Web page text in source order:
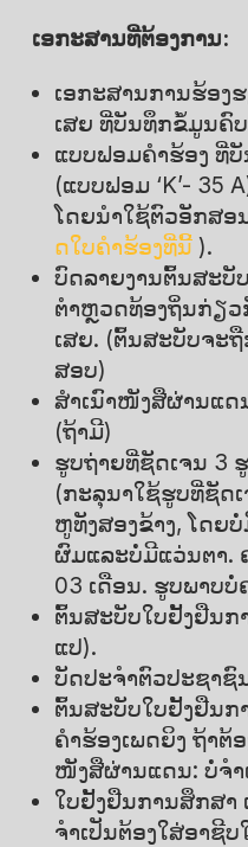
ເອກະສານທີ່ຕ້ອງການ:
ເອກະສານການຮ້ອ
ເສຍ ທີ່ບັນທຶກຂໍ້ມູນຄົ
ແບບຟອມຄຳຮ້ອງ ທີ່
(ແບບຟອມ ‘K’- 35
ໂດຍນໍາໃຊ້ຕົວອັກສອ
ດໃບຄໍາຮ້ອງທີ່ນີ້ ).
ບົດລາຍງານຕົ້ນສະບັ
ຕໍາຫຼວດທ້ອງຖິ່ນກ່ຽ
ເສຍ. (ຕົ້ນສະບັບຈະ
ສອບ)
ສຳເນົາໜັງສືຜ່ານແ
(ຖ້າມີ)
ຮູບຖ່າຍທີ່ຊັດເຈນ 3
(ກະລຸນາໃຊ້ຮູບທີ່ຊັດ
ຫູທັງສອງຂ້າງ, ໂດຍ
ຜົມແລະບໍ່ມີແວ່ນຕາ.
03 ເດືອນ. ຮູບພາບບໍ່
ຕົ້ນສະບັບໃບຢັ້ງຢືນກ
ແປ).
ບັດປະຈຳຕົວປະຊາຊົ
ຕົ້ນສະບັບໃບຢັ້ງຢືນກ
ຄຳຮ້ອງເພດຍິງ ຖ້າ
ໜັງສືຜ່ານແດນ: ບໍ່ຈຳ
ໃບຢັ້ງຢືນການສຶກສາ
ຈຳເປັນຕ້ອງໃສ່ອາຊີ